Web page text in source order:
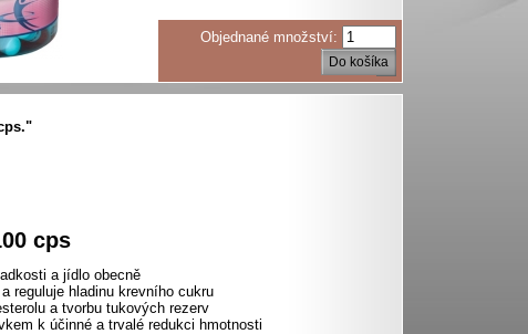
Objednané množství:
Do košíka
cps
a jídlo obecně
reguluje hladinu krevního cukru
a tvorbu tukových rezerv
k účinné a trvalé redukci hmotnosti